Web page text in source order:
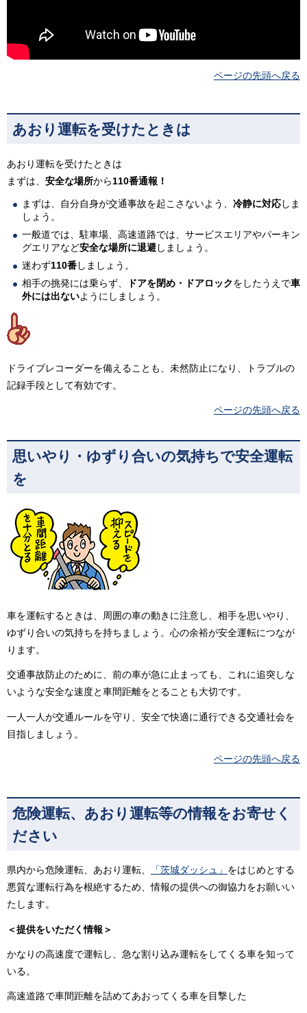
ページの先頭へ戻る
あおり運転を受けたときは
あおり運転を受けたときは
まずは、 安全な場所から110番通報！
まずは、自分自身が交通事故を起こさないよう、 冷静に対応しま
しょう。
一般道では、駐車場、高速道路では、サービスエリアやパーキン
グエリアなど安全な場所に退避しましょう。
迷わず110番しましょう。
相手の挑発には乗らず、
ドアを閉め・ドアロックをしたうえで車
外には出ないようにしましょう。
ドライブレコーダーを備えることも、未然防止になり、トラブルの
記録手段として有効です。
ページの先頭へ戻る
思いやり・ゆずり合いの気持ちで安全運転
を
車を運転するときは、周囲の車の動きに注意し、相手を思いやり、
ゆずり合いの気持ちを持ちましょう。心の余裕が安全運転につなが
ります。
交通事故防止のために、前の車が急に止まっても、これに追突しな
いような安全な速度と車間距離をとることも大切です。
一人一人が交通ルールを守り、安全で快適に通行できる交通社会を
目指しましょう。
ページの先頭へ戻る
危険運転、あおり運転等の情報をお寄せく
ださい
県内から危険運転、あおり運転、 「茨城ダッシュ」 をはじめとする
悪質な運転行為を根絶するため、情報の提供への御協力をお願いい
たします。
＜提供をいただく情報＞
かなりの高速度で運転し、急な割り込み運転をしてくる車を知って
いる。
高速道路で車間距離を詰めてあおってくる車を目撃した